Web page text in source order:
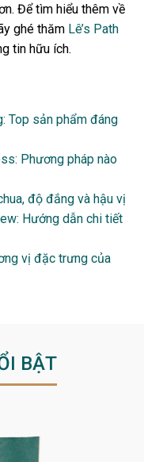
Để tìm hiểu thêm về
ghé thăm Lê’s Path
tin hữu ích.
Top sản phẩm đáng
Phương pháp nào
độ đắng và hậu vị
Hướng dẫn chi tiết
vị đặc trưng của
BẬT